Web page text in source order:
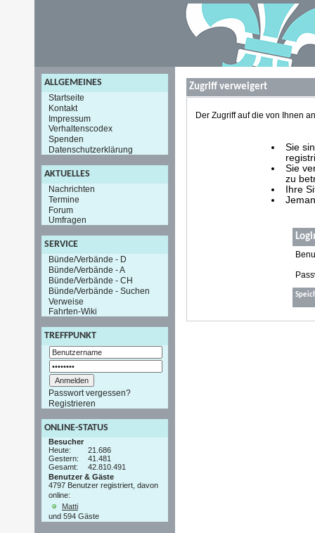
ALLGEMEINES
Startseite
Kontakt
Impressum
Verhaltenscodex
Spenden
Datenschutzerklärung
AKTUELLES
Nachrichten
Termine
Forum
Umfragen
SERVICE
Bünde/Verbände - D
Bünde/Verbände - A
Bünde/Verbände - CH
Bünde/Verbände - Suchen
Verweise
Fahrten-Wiki
TREFFPUNKT
Passwort vergessen?
Registrieren
ONLINE-STATUS
Besucher
Heute:
21.686
Gestern:
41.481
Gesamt:
42.810.491
Benutzer & Gäste
4797 Benutzer registriert, davon
online:
Matti
und 594 Gäste
Zugriff verweigert
Der Zugriff auf die von Ihnen
Sie
Sie
zu
Ihre